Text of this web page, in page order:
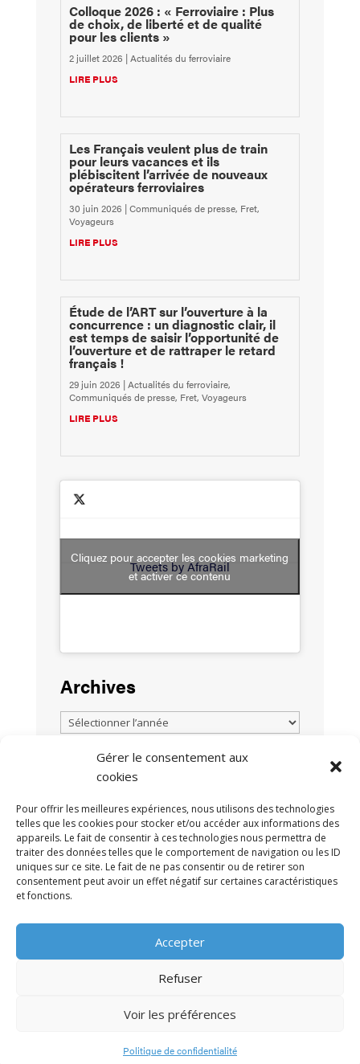
Gérer le consentement aux
cookies
Pour offrir les meilleures expériences, nous utilisons des technologies
telles que les cookies pour stocker et/ou accéder aux informations des
appareils. Le fait de consentir à ces technologies nous permettra de
traiter des données telles que le comportement de navigation ou les ID
uniques sur ce site. Le fait de ne pas consentir ou de retirer son
consentement peut avoir un effet négatif sur certaines caractéristiques
et fonctions.
Accepter
Refuser
Voir les préférences
Politique de confidentialité
Colloque 2026 : « Ferroviaire : Plus
de choix, de liberté et de qualité
pour les clients »
2 juillet 2026 |Actualités du ferroviaire
LIRE PLUS
Les Français veulent plus de train
pour leurs vacances et ils
plébiscitent l’arrivée de nouveaux
opérateurs ferroviaires
30 juin 2026 |Communiqués de presse, Fret,
Voyageurs
LIRE PLUS
Étude de l’ART sur l’ouverture à la
concurrence : un diagnostic clair, il
est temps de saisir l’opportunité de
l’ouverture et de rattraper le retard
français !
29 juin 2026 |Actualités du ferroviaire,
Communiqués de presse, Fret, Voyageurs
LIRE PLUS
Tweets by AfraRail
Cliquez pour accepter les cookies marketing
et activer ce contenu
Archives
TOUTES LES ACTUALITÉS
MENTIONS LÉGALES•POLITIQUE DE
CONFIDENTIALITÉ•